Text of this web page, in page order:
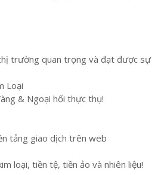
trường quan trọng và đạt được sự
Loại
& Ngoại hối thực thụ!
tảng giao dịch trên web
loại, tiền tệ, tiền ảo và nhiên liệu!